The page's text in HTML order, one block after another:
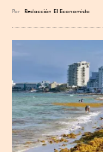
Por Redacción El Economista